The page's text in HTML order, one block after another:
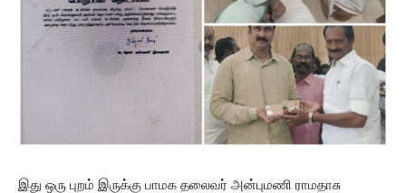
இது ஒரு புறம் இருக்கு பாமக தலைவர் அன்புமணி ராமதாசு